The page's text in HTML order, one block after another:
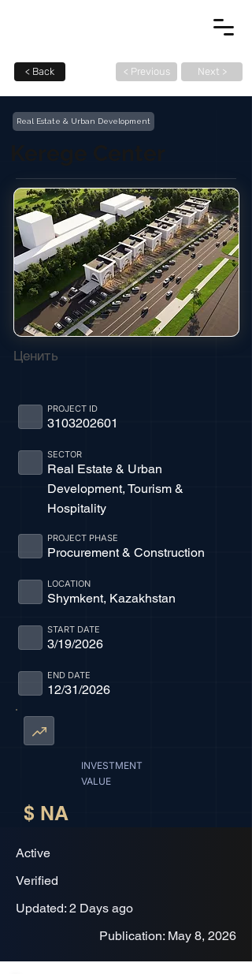
< Back < Previous Next >
Real Estate & Urban Development
Ценить
3103202601
PROJECT ID
Real Estate & Urban
Development, Tourism &
Hospitality
SECTOR
Procurement & Construction
PROJECT PHASE
Shymkent, Kazakhstan
LOCATION
3/19/2026
START DATE
12/31/2026
END DATE
INVESTMENT
VALUE
$ NA
Active
Verified
Updated: 2 Days ago
Publication: May 8, 2026